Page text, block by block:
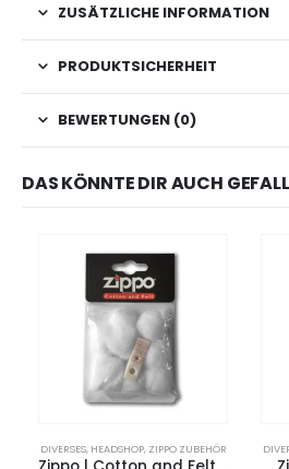
ZUSÄTZLICHE INFORMATION
PRODUKTSICHERHEIT
BEWERTUNGEN (0)
DAS KÖNNTE DIR AUCH
DIVERSES, HEADSHOP, ZIPPO ZUBEHÖR